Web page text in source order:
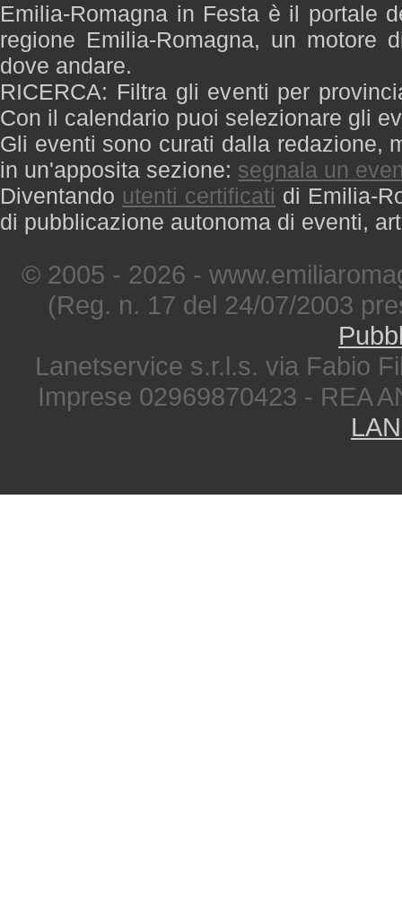
Emilia-Romagna in Festa è il portale
regione Emilia-Romagna, un motore
dove andare.
RICERCA: Filtra gli eventi per
Con il calendario puoi selezionare gli
Gli eventi sono curati dalla redazione,
in un'apposita sezione: segnala un
Diventando utenti certificati di Emilia-
di pubblicazione autonoma di eventi,
© 2005 - 2026 -
(Reg. n. 17 del 24/07/2003
Lanetservice s.r.l.s. via Fabio
Imprese 02969870423 - REA